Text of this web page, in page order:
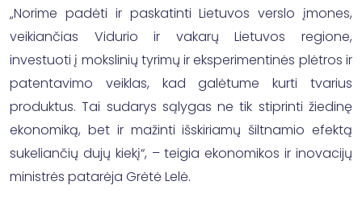
„Norime padėti ir paskatinti Lietuvos verslo įmones,
veikiančias Vidurio ir vakarų Lietuvos regione,
investuoti į mokslinių tyrimų ir eksperimentinės plėtros ir
patentavimo veiklas, kad galėtume kurti tvarius
produktus. Tai sudarys sąlygas ne tik stiprinti žiedinę
ekonomiką, bet ir mažinti išskiriamų šiltnamio efektą
sukeliančių dujų kiekį“, – teigia ekonomikos ir inovacijų
ministrės patarėja Grėtė Lelė.